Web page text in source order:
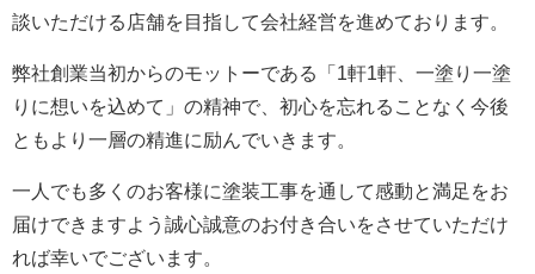
談いただける店舗を目指して会社経営を進めております。
弊社創業当初からのモットーである「1軒1軒、一塗り一塗
りに想いを込めて」の精神で、初心を忘れることなく今後
ともより一層の精進に励んでいきます。
一人でも多くのお客様に塗装工事を通して感動と満足をお
届けできますよう誠心誠意のお付き合いをさせていただけ
れば幸いでございます。